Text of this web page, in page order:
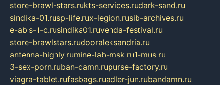
store-brawl-stars.rukts-services.rudark-sand.ru
sindika-01.rusp-life.rux-legion.rusib-archives.ru
e-abis-1-c.rusindika01.ruvenda-festival.ru
store-brawlstars.rudooraleksandria.ru
antenna-highly.rumine-lab-msk.ru1-mus.ru
3-sex-porn.ruban-damn.rupurse-factory.ru
viagra-tablet.rufasbags.ruadler-jun.rubandamn.ru